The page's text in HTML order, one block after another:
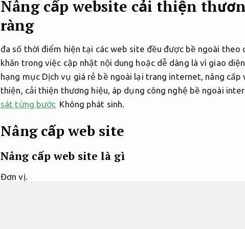
Nâng cấp website cải thiện
ràng
đa số thời điểm hiện tại các web site đều được bề ngoài theo
khăn trong việc cập nhật nội dung hoặc dễ dàng là vì giao
hạng mục Dịch vụ giá rẻ bề ngoài lại trang internet, nâng
thiện, cải thiện thương hiệu, áp dụng công nghệ bề ngoài
sát từng bước Không phát sinh.
Nâng cấp web site
Nâng cấp web site là gì
Đơn vị.